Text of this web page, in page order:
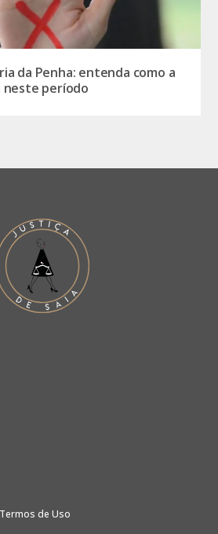
da Penha: entenda como a
neste período
de Uso